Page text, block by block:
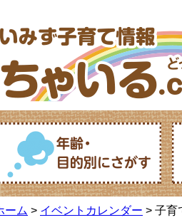
ーム > イベントカレンダー > 子育